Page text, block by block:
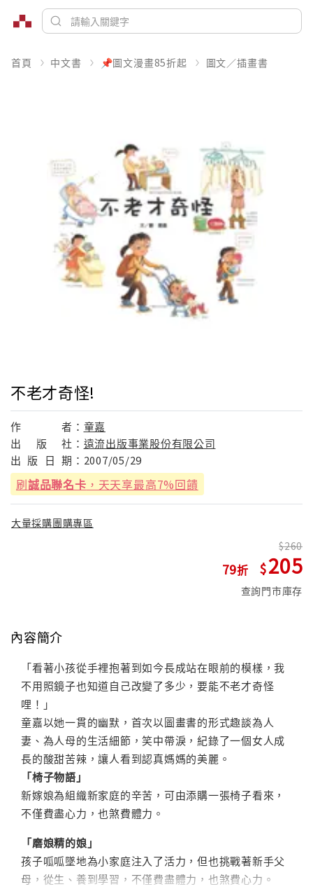
首頁 中文書 📌圖文漫畫85折起 圖文／插畫書
不老才奇怪!
作 者： 童嘉
出
版 社： 遠流出版事業股份有限公司
出 版 日 期： 2007/05/29
刷誠品聯名卡 ，天天享最高7%回饋
大量採購團購專區
79
260
205
查詢門市庫存
內容簡介
「看著小孩從手裡抱著到如今長成站在眼前的模樣，我
不用照鏡子也知道自己改變了多少，要能不老才奇怪
哩！」
童嘉以她一貫的幽默，首次以圖畫書的形式趣談為人
妻、為人母的生活細節，笑中帶淚，紀錄了一個女人成
長的酸甜苦辣，讓人看到認真媽媽的美麗。
「椅子物語」
新嫁娘為組織新家庭的辛苦，可由添購一張椅子看來，
不僅費盡心力，也煞費體力。
「磨娘精的娘」
孩子呱呱墜地為小家庭注入了活力，但也挑戰著新手父
母，從生、養到學習，不僅費盡體力，也煞費心力。